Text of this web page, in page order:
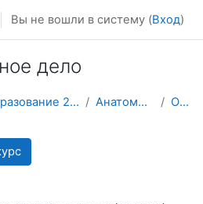
Вы не вошли в систему (Вход)
дело
Образование 2025-2026 уч.год Анатомии человека О курсе